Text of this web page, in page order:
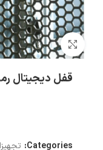
بزرگنمایی تصویر
قفل دیجیتال
Categories: